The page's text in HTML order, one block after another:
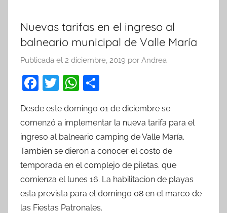
Nuevas tarifas en el ingreso al
balneario municipal de Valle María
Publicada el 2 diciembre, 2019 por Andrea
F
c
e
b
o
o
k
T
itt
er
W
at
s
A
p
p
m
p
ar
tir
Desde este domingo 01 de diciembre se
comenzó a implementar la nueva tarifa para el
ingreso al balneario camping de Valle María.
También se dieron a conocer el costo de
temporada en el complejo de piletas. que
comienza el lunes 16. La habilitacion de playas
esta prevista para el domingo 08 en el marco de
las Fiestas Patronales.